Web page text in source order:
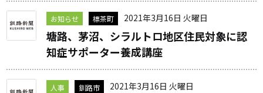
お知らせ 標茶町 2021年3月16日 火曜日
塘路、茅沼、シラルトロ地区住民対象に認
知症サポーター養成講座
人事 釧路市 2021年3月16日 火曜日